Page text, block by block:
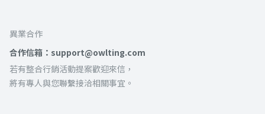
異業合作
合作信箱：support@owlting.com
若有整合行銷活動提案歡迎來信，
將有專人與您聯繫接洽相關事宜。